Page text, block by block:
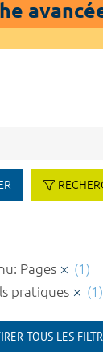
Pages
(1)
pratiques
(1)
TOUS LES